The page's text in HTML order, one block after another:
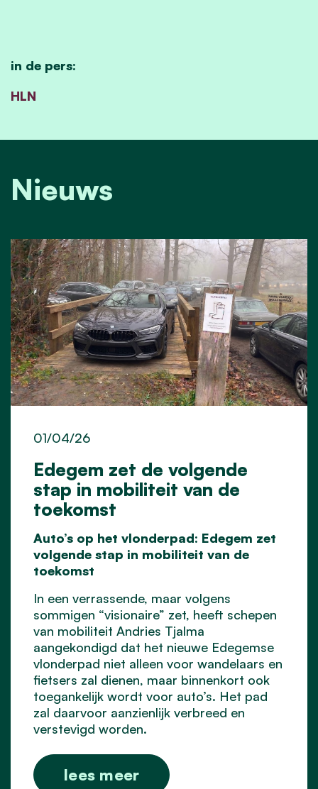
in de pers:
HLN
Nieuws
Edegem zet de volgende
stap in mobiliteit van de
toekomst
01/04/26
Auto’s op het vlonderpad: Edegem zet
volgende stap in mobiliteit van de
toekomst
In een verrassende, maar volgens
sommigen “visionaire” zet, heeft schepen
van mobiliteit Andries Tjalma
aangekondigd dat het nieuwe Edegemse
vlonderpad niet alleen voor wandelaars en
fietsers zal dienen, maar binnenkort ook
toegankelijk wordt voor auto’s. Het pad
zal daarvoor aanzienlijk verbreed en
verstevigd worden.
lees meer